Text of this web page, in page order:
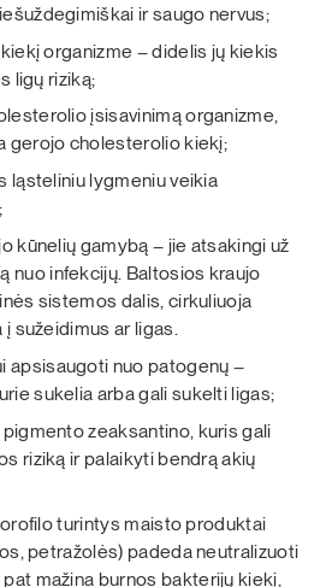
ir saugo nervus;
organizme – didelis jų kiekis
ligų riziką;
įsisavinimą organizme,
gerojo cholesterolio kiekį;
ląsteliniu lygmeniu veikia
kūnelių gamybą – jie atsakingi už
nuo infekcijų. Baltosios kraujo
sistemos dalis, cirkuliuoja
sužeidimus ar ligas.
apsisaugoti nuo patogenų –
sukelia arba gali sukelti ligas;
pigmento zeaksantino, kuris gali
riziką ir palaikyti bendrą akių
turintys maisto produktai
petražolės) padeda neutralizuoti
mažina burnos bakterijų kiekį,